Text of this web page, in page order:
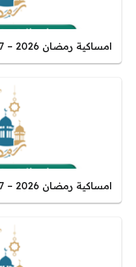
امساكية رمضان 2026 – 1447 الهفوف
امساكية رمضان 2026 – 1447 القطيف